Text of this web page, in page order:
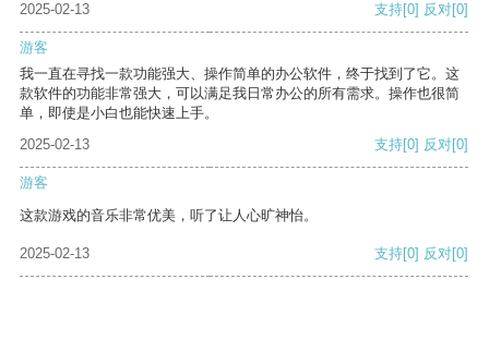
2025-02-13
支持[0] 反对[0]
游客
我一直在寻找一款功能强大、操作简单的办公软件，终于找到了它。这
款软件的功能非常强大，可以满足我日常办公的所有需求。操作也很简
单，即使是小白也能快速上手。
2025-02-13
支持[0] 反对[0]
游客
这款游戏的音乐非常优美，听了让人心旷神怡。
2025-02-13 支持[0] 反对[0]